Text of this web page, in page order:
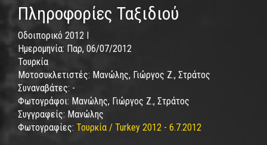
Πληροφορίες Ταξιδιού
Οδοιπορικό 2012 I
Ημερομηνία: Παρ, 06/07/2012
Τουρκία
Μοτοσυκλετιστές: Μανώλης, Γιώργος Ζ., Στράτος
Συναναβάτες: -
Φωτογράφοι: Μανώλης, Γιώργος Ζ., Στράτος
Συγγραφείς: Μανώλης
Φωτογραφίες: Τουρκία / Turkey 2012 - 6.7.2012